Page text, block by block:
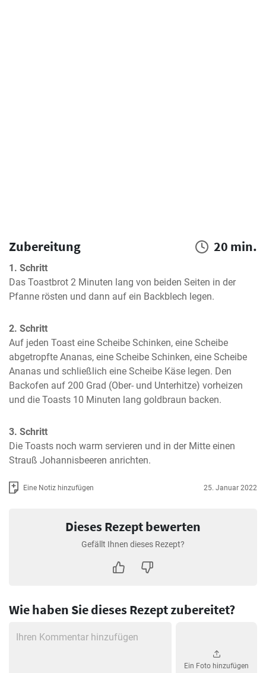
Zubereitung 20 min.
1. Schritt
Das Toastbrot 2 Minuten lang von beiden Seiten in der
Pfanne rösten und dann auf ein Backblech legen.
2. Schritt
Auf jeden Toast eine Scheibe Schinken, eine Scheibe
abgetropfte Ananas, eine Scheibe Schinken, eine Scheibe
Ananas und schließlich eine Scheibe Käse legen. Den
Backofen auf 200 Grad (Ober- und Unterhitze) vorheizen
und die Toasts 10 Minuten lang goldbraun backen.
3. Schritt
Die Toasts noch warm servieren und in der Mitte einen
Strauß Johannisbeeren anrichten.
Eine Notiz hinzufügen 25. Januar 2022
Dieses Rezept bewerten
Gefällt Ihnen dieses Rezept?
Wie haben Sie dieses Rezept zubereitet?
Ein Foto hinzufügen